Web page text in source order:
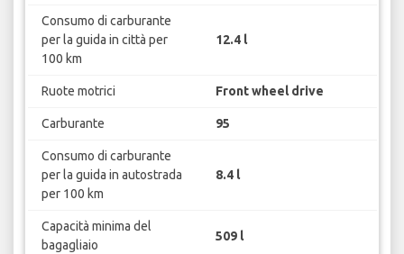
Consumo di carburante
per la guida in città per
100 km
12.4 l
Ruote motrici Front wheel drive
Carburante 95
Consumo di carburante
per la guida in autostrada
per 100 km
8.4 l
Capacità minima del
bagagliaio
509 l